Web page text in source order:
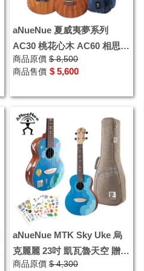
aNueNue 夏威夷夢系列
AC30 桃花心木 AC60 相思木
23吋 烏克麗麗 全單
商品原價 $ 8,500
商品售價 $ 5,600
aNueNue MTK Sky Uke 烏
克麗麗 23吋 凱瓦魯天空 贈專
屬貼紙 配件 加厚琴袋
商品原價 $ 4,300